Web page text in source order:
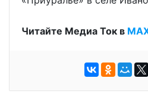
Читайте Медиа Ток в